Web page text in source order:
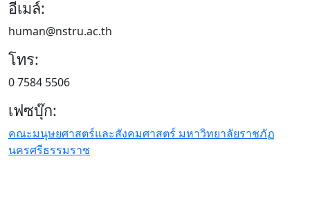
อีเมล์:
human@nstru.ac.th
โทร:
0 7584 5506
เฟซบุ๊ก:
คณะมนุษยศาสตร์และสังคมศาสตร์ มหาวิทยาลัยราชภัฏ
นครศรีธรรมราช